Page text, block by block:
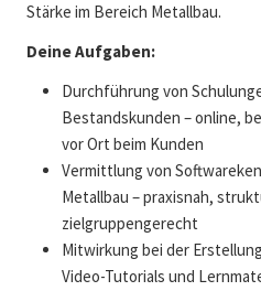
Stärke im Bereich Metallbau.
Deine Aufgaben:
Durchführung von
Bestandskunden – online,
vor Ort beim Kunden
Vermittlung von
Metallbau – praxisnah,
zielgruppengerecht
Mitwirkung bei der
Video-Tutorials und